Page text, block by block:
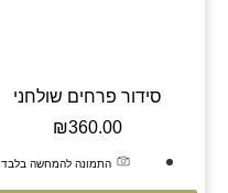
סידור פרחים שולחני
₪360.00
התמונה להמחשה בלבד